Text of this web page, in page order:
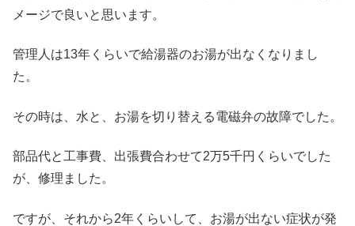
メージで良いと思います。
管理人は13年くらいで給湯器のお湯が出なくなりまし
た。
その時は、水と、お湯を切り替える電磁弁の故障でした。
部品代と工事費、出張費合わせて2万5千円くらいでした
が、修理ました。
ですが、それから2年くらいして、お湯が出ない症状が発